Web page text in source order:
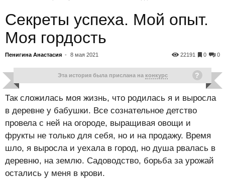
Секреты успеха. Мой опыт.
Моя гордость
Пенигина Анастасия - 8 мая 2021 0
0
22191
Эта история была прислана на конкурс
Так сложилась моя жизнь, что родилась я и выросла
в деревне у бабушки. Все сознательное детство
провела с ней на огороде, выращивая овощи и
фрукты не только для себя, но и на продажу. Время
шло, я выросла и уехала в город, но душа рвалась в
деревню, на землю. Садоводство, борьба за урожай
остались у меня в крови.